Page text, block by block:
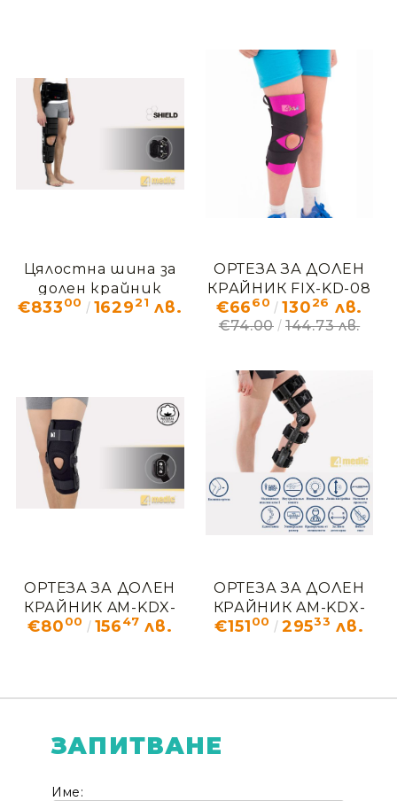
Цялостна шина за
долен крайник
COMPLEX/2R
€83300 162921 лв.
ОРТЕЗА ЗА ДОЛЕН
КРАЙНИК FIX-KD-08
€6660 13026 лв.
€74.00 144.73 лв.
ОРТЕЗА ЗА ДОЛЕН
КРАЙНИК AM-KDX-
03
€8000 15647 лв.
ОРТЕЗА ЗА ДОЛЕН
КРАЙНИК AM-KDX-
01/2R
€15100 29533 лв.
ЗАПИТВАНЕ
Име: